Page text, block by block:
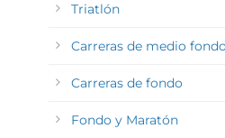
Triatlón
Carreras de medio fondo
Carreras de fondo
Fondo y Maratón